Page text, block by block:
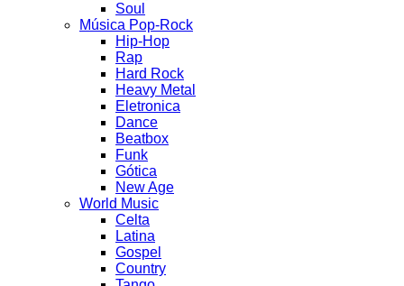
Soul
Música Pop-Rock
Hip-Hop
Rap
Hard Rock
Heavy Metal
Eletronica
Dance
Beatbox
Funk
Gótica
New Age
World Music
Celta
Latina
Gospel
Country